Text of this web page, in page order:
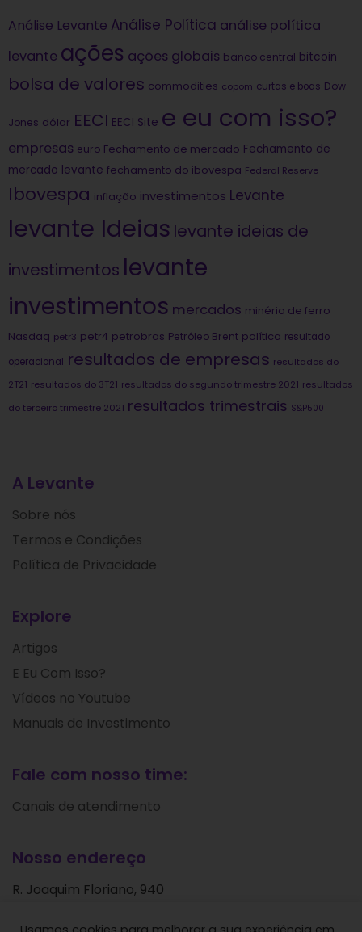
Análise Levante Análise Política análise política
levante ações ações globais banco central bitcoin
bolsa de valores commodities copom curtas e boas Dow
Jones dólar EECI EECI Site e eu com isso?
empresas euro Fechamento de mercado Fechamento de
mercado levante fechamento do ibovespa Federal Reserve
Ibovespa inflação investimentos Levante
levante Ideias levante ideias de
investimentos levante
investimentos mercados minério de ferro
Nasdaq petr3 petr4 petrobras Petróleo Brent política resultado
operacional resultados de empresas resultados do
2T21 resultados do 3T21 resultados do segundo trimestre 2021 resultados
do terceiro trimestre 2021 resultados trimestrais S&P500
A Levante
Sobre nós
Termos e Condições
Política de Privacidade
Explore
Artigos
E Eu Com Isso?
Vídeos no Youtube
Manuais de Investimento
Fale com nosso time:
Canais de atendimento
Nosso endereço
R. Joaquim Floriano, 940